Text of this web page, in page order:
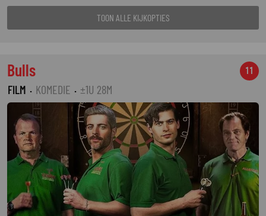
TOON ALLE KIJKOPTIES
Bulls 11
FILM · KOMEDIE · ±1U 28M